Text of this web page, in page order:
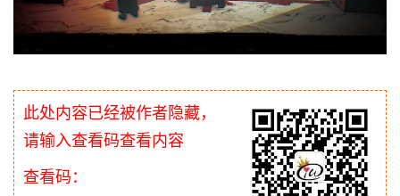
此处内容已经被作者隐藏，
请输入查看码查看内容
查看码：